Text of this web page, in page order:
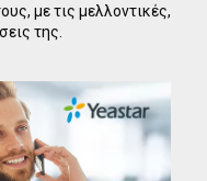
με τις μελλοντικές,
της.